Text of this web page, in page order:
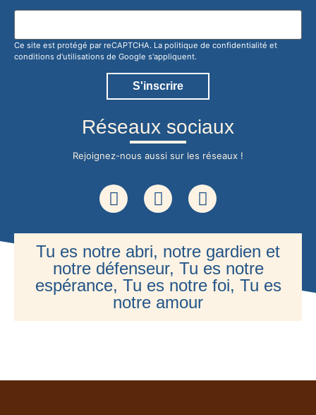
Ce site est protégé par reCAPTCHA. La politique de confidentialité et
conditions d'utilisations de Google s'appliquent.
Réseaux sociaux
Rejoignez-nous aussi sur les réseaux !
Tu es notre abri, notre gardien et
notre défenseur, Tu es notre
espérance, Tu es notre foi, Tu es
notre amour